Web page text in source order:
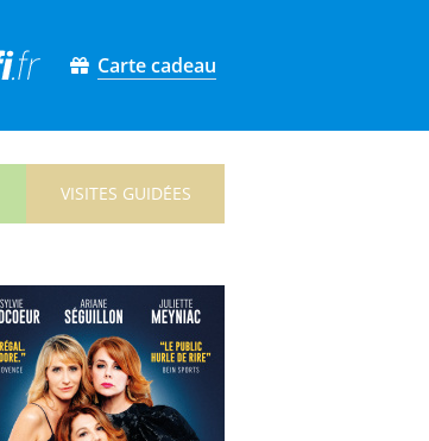
Carte cadeau
VISITES GUIDÉES